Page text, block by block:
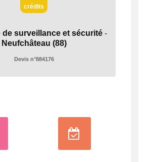
crédits
de surveillance et sécurité -
Neufchâteau (88)
Devis n°884176